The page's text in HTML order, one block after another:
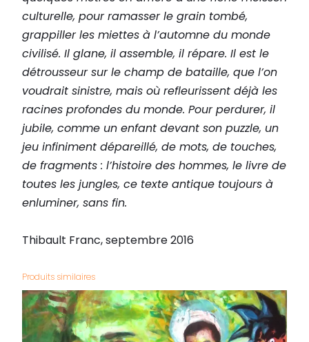
culturelle, pour ramasser le grain tombé,
grappiller les miettes à l’automne du monde
civilisé. Il glane, il assemble, il répare. Il est le
détrousseur sur le champ de bataille, que l’on
voudrait sinistre, mais où refleurissent déjà les
racines profondes du monde. Pour perdurer, il
jubile, comme un enfant devant son puzzle, un
jeu infiniment dépareillé, de mots, de touches,
de fragments : l’histoire des hommes, le livre de
toutes les jungles, ce texte antique toujours à
enluminer, sans fin.
Thibault Franc, septembre 2016
Produits similaires